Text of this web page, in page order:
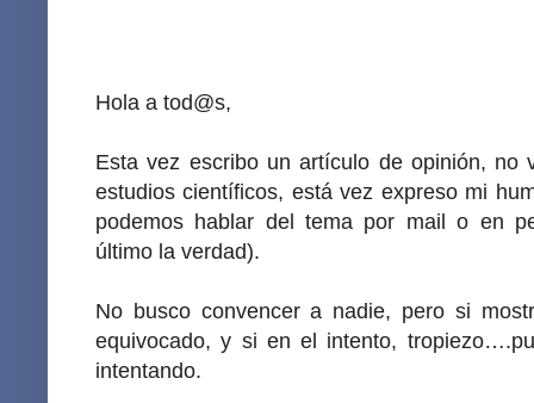
Hola a tod@s,
Esta vez escribo un artículo de opinión, no
estudios científicos, está vez expreso mi
podemos hablar del tema por mail o en
último la verdad).
No busco convencer a nadie, pero si
equivocado, y si en el intento,
intentando.